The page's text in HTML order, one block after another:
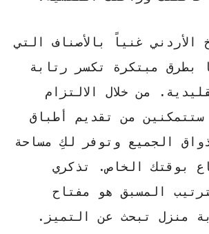
الأردني غنياً بالأصناف التي
بطرق مبتكرة تكسر رتابة
من خلال الالتزام
ستتمكنين من تقديم أطباق
الجميع وتوفر لكِ مساحة
بوقتك الخاص. تذكري
المسبق هو مفتاح
منزل تبحث عن التميز.